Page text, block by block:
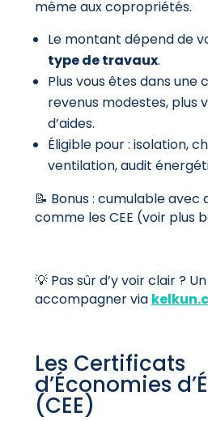
même aux copropriétés.
Le montant dépend de
type de travaux.
Plus vous êtes dans une
revenus modestes, plus
d’aides.
Éligible pour : isolation,
ventilation, audit
📝 Bonus : cumulable avec
comme les CEE (voir plus
💡 Pas sûr d’y voir clair ?
accompagner via
Les Certificats
d’Économies
(CEE)